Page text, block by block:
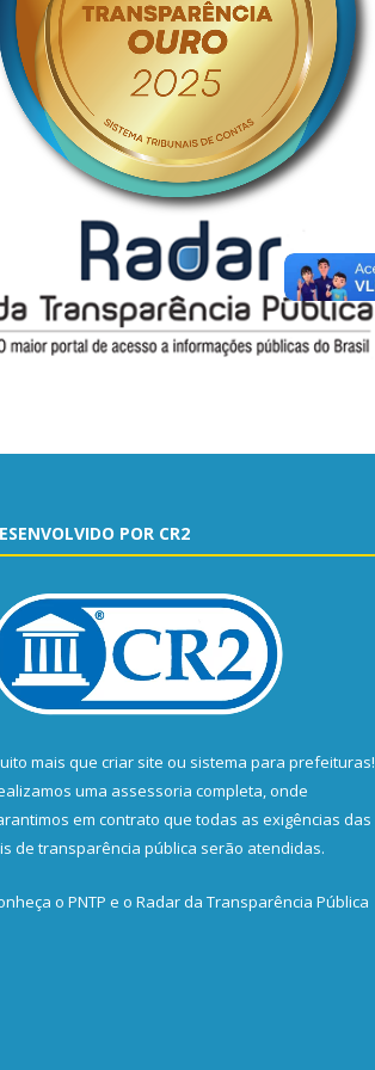
POR CR2
mais que criar site ou sistema para prefeituras!
uma assessoria completa, onde
em contrato que todas as exigências das
de transparência pública serão atendidas.
o PNTP e o Radar da Transparência Pública